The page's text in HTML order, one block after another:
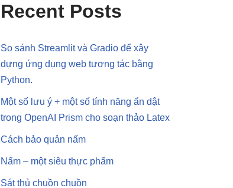
Recent Posts
So sánh Streamlit và Gradio để xây
dựng ứng dụng web tương tác bằng
Python.
Một số lưu ý + một số tính năng ẩn dật
trong OpenAI Prism cho soạn thảo Latex
Cách bảo quản nấm
Nấm – một siêu thực phẩm
Sát thủ chuồn chuồn